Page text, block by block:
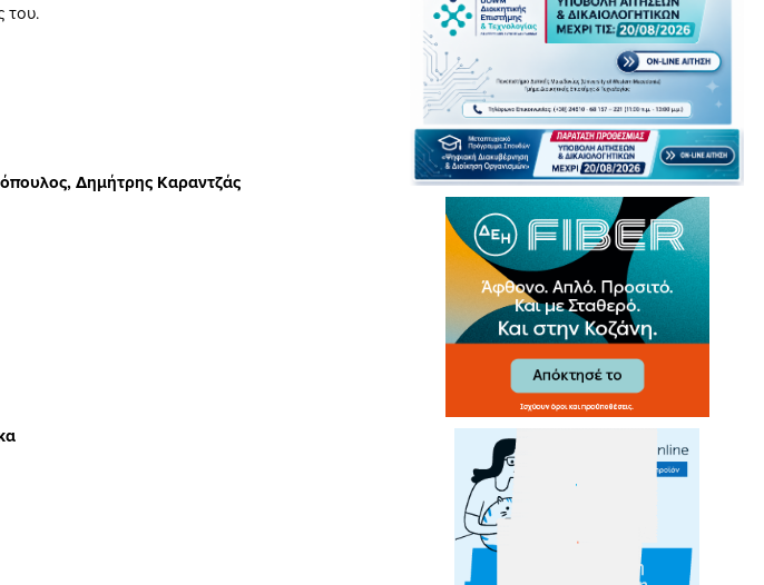
του.
Δημήτρης Καραντζάς